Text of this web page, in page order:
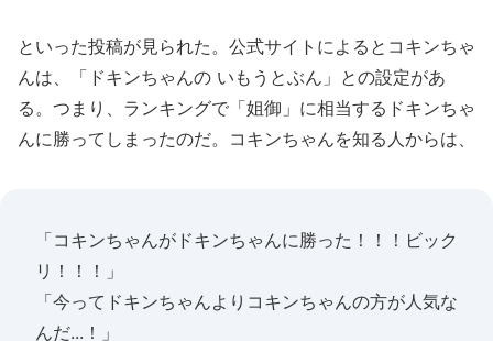
といった投稿が見られた。公式サイトによるとコキンちゃ
んは、「ドキンちゃんの いもうとぶん」との設定があ
る。つまり、ランキングで「姐御」に相当するドキンちゃ
んに勝ってしまったのだ。コキンちゃんを知る人からは、
「コキンちゃんがドキンちゃんに勝った！！！ビック
リ！！！」
「今ってドキンちゃんよりコキンちゃんの方が人気な
んだ...！」